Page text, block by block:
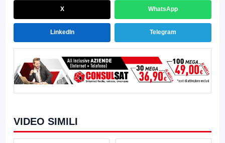
X WhatsApp
LinkedIn Telegram
VIDEO SIMILI